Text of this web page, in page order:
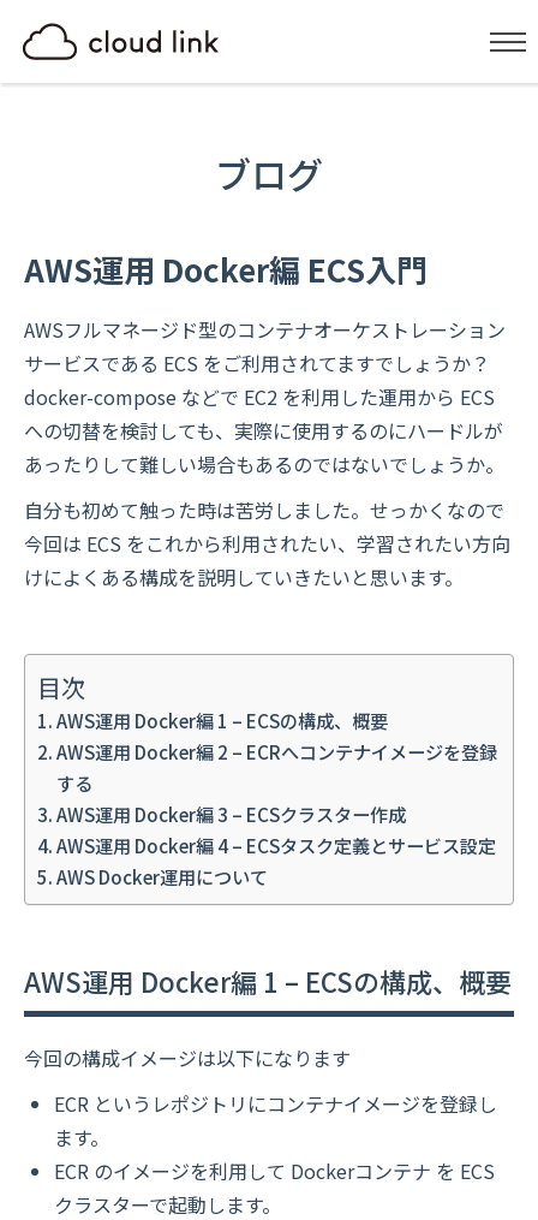
ブログ
AWS運用 Docker編 ECS入門
AWSフルマネージド型のコンテナオーケストレーション
サービスである ECS をご利用されてますでしょうか？
docker-compose などで EC2 を利用した運用から ECS
への切替を検討しても、実際に使用するのにハードルが
あったりして難しい場合もあるのではないでしょうか。
自分も初めて触った時は苦労しました。せっかくなので
今回は ECS をこれから利用されたい、学習されたい方向
けによくある構成を説明していきたいと思います。
目次
AWS運用 Docker編 1 – ECSの構成、概要
AWS運用 Docker編 2 – ECRへコンテナイメージを登録
する
AWS運用 Docker編 3 – ECSクラスター作成
AWS運用 Docker編 4 – ECSタスク定義とサービス設定
AWS Docker運用について
AWS運用 Docker編 1 – ECSの構成、概要
今回の構成イメージは以下になります
ECR というレポジトリにコンテナイメージを登録し
ます。
ECR のイメージを利用して Dockerコンテナ を ECS
クラスターで起動します。